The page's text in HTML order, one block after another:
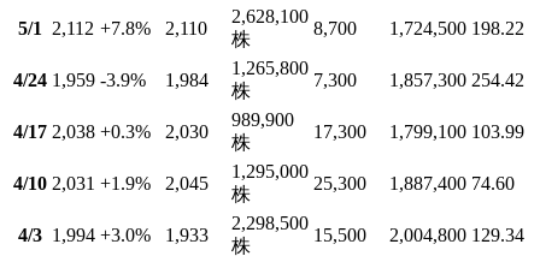
5/1 2,112 +7.8% 2,110
2,628,100
株
8,700 1,724,500 198.22
4/24 1,959 -3.9% 1,984
1,265,800
株
7,300 1,857,300 254.42
4/17 2,038 +0.3% 2,030
989,900
株
17,300 1,799,100 103.99
4/10 2,031 +1.9% 2,045
1,295,000
株
25,300 1,887,400 74.60
4/3 1,994 +3.0% 1,933
2,298,500
株
15,500 2,004,800 129.34